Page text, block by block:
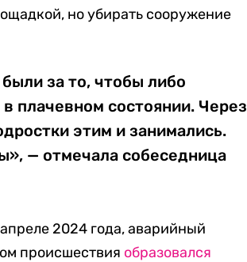
но убирать сооружение
за то, чтобы либо
плачевном состоянии. Через
этим и занимались.
— отмечала собеседница
2024 года, аварийный
происшествия образовался